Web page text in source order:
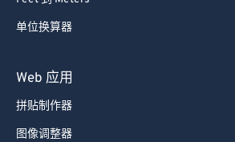
单位换算器
Web 应用
拼贴制作器
图像调整器